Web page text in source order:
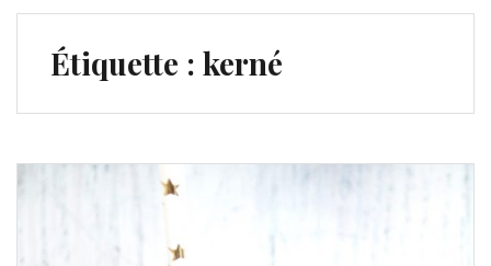
Étiquette : kerné